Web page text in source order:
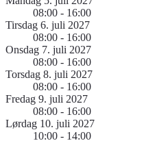
08:00 - 16:00
Tirsdag 6. juli 2027
08:00 - 16:00
Onsdag 7. juli 2027
08:00 - 16:00
Torsdag 8. juli 2027
08:00 - 16:00
Fredag 9. juli 2027
08:00 - 16:00
Lørdag 10. juli 2027
10:00 - 14:00